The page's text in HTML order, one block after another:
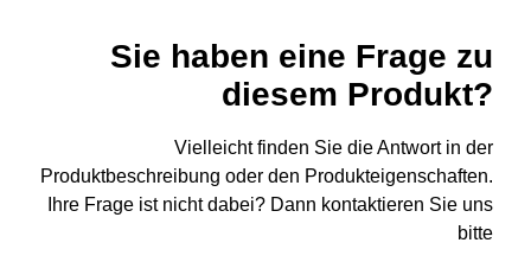
Sie haben eine Frage zu
diesem Produkt?
Vielleicht finden Sie die Antwort in der
Produktbeschreibung oder den Produkteigenschaften.
Ihre Frage ist nicht dabei? Dann kontaktieren Sie uns
bitte